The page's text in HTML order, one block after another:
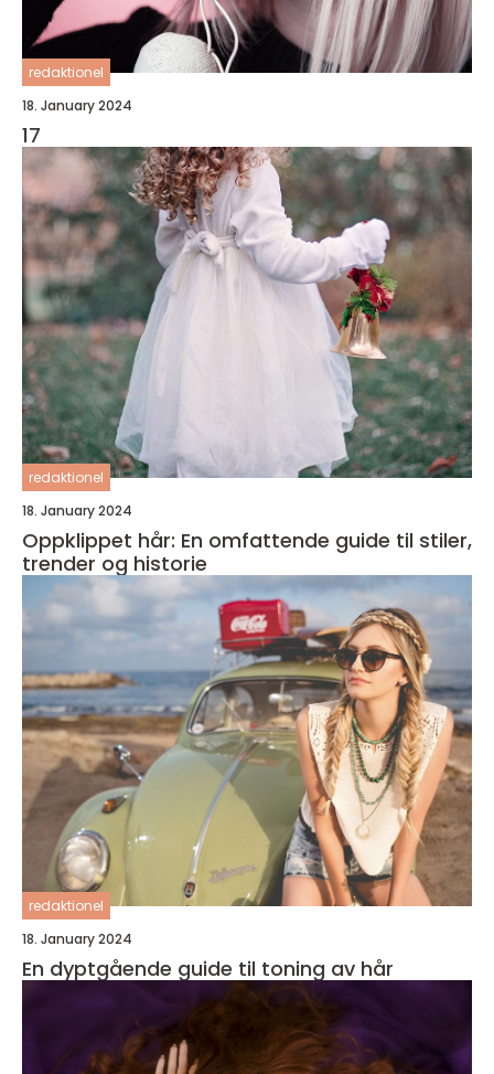
redaktionel
18. January 2024
17
redaktionel
18. January 2024
Oppklippet hår: En omfattende guide til stiler,
trender og historie
redaktionel
18. January 2024
En dyptgående guide til toning av hår